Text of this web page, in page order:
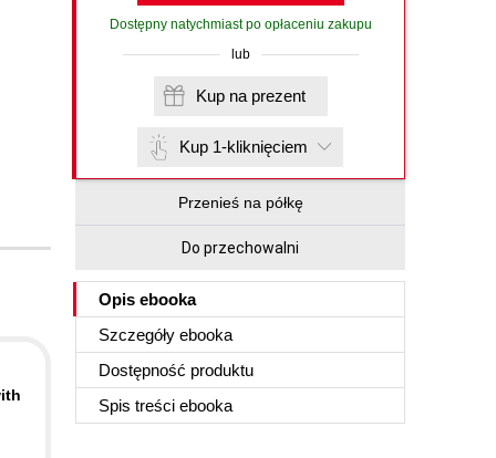
Dostępny natychmiast po opłaceniu zakupu
lub
Kup na prezent
Kup 1-kliknięciem
Przenieś na półkę
Do przechowalni
Opis ebooka
Szczegóły ebooka
Dostępność produktu
Spis treści ebooka